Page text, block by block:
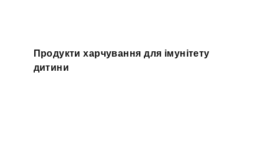
Продукти харчування для імунітету
дитини